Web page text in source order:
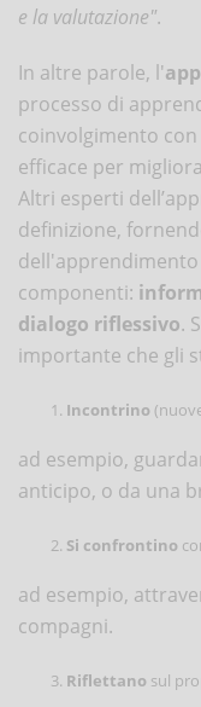
e la valutazione".
In altre parole, l'
processo di
coinvolgimento
efficace per
Altri esperti
definizione,
componenti:
dialogo riflessivo.
importante che gli
Incontrino
ad esempio,
anticipo, o da una
Si confrontino
ad esempio,
compagni.
Riflettano sul